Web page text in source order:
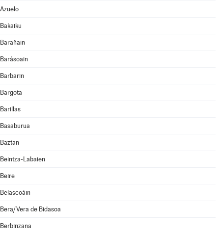
Azuelo
Bakaiku
Barañain
Barásoain
Barbarin
Bargota
Barillas
Basaburua
Baztan
Beintza-Labaien
Beire
Belascoáin
Bera/Vera de Bidasoa
Berbinzana